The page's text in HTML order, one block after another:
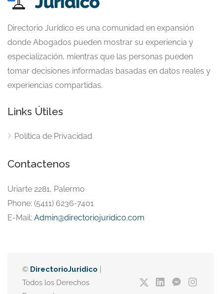
Directorio Jurídico es una comunidad en expansión
donde Abogados pueden mostrar su experiencia y
especialización, mientras que las personas pueden
tomar decisiones informadas basadas en datos reales y
experiencias compartidas.
Links Útiles
Política de Privacidad
Contactenos
Uriarte 2281, Palermo
Phone: (5411) 6236-7401
E-Mail: Admin@directoriojuridico.com
© DirectorioJuridico
Todos los Derechos